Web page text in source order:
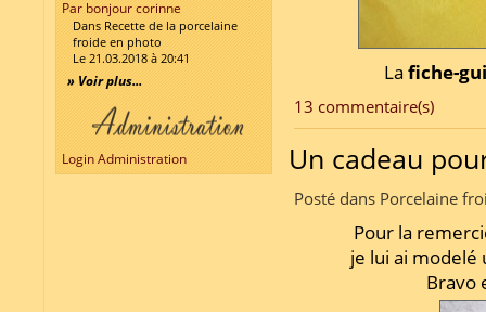
Par bonjour corinne
Dans Recette de la porcelaine
froide en photo
Le 21.03.2018 à 20:41
» Voir plus...
Login Administration
La fiche-
13 commentaire(s)
Un cadeau
Posté dans Porcelaine
Pour la
je lui ai
Bravo